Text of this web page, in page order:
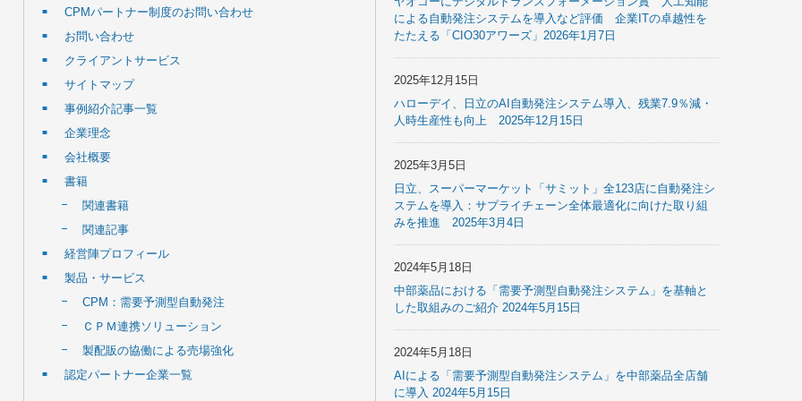
CPMパートナー制度のお問い合わせ
お問い合わせ
クライアントサービス
サイトマップ
事例紹介記事一覧
企業理念
会社概要
書籍
関連書籍
関連記事
経営陣プロフィール
製品・サービス
CPM：需要予測型自動発注
ＣＰＭ連携ソリューション
製配販の協働による売場強化
認定パートナー企業一覧
による自動発注システムを導入など評価 企業ITの卓越性を
たたえる「CIO30アワーズ」2026年1月7日
2025年12月15日
ハローデイ、日立のAI自動発注システム導入、残業7.9％減・
人時生産性も向上 2025年12月15日
2025年3月5日
日立、スーパーマーケット「サミット」全123店に自動発注シ
ステムを導入：サプライチェーン全体最適化に向けた取り組
みを推進 2025年3月4日
2024年5月18日
中部薬品における「需要予測型自動発注システム」を基軸と
した取組みのご紹介 2024年5月15日
2024年5月18日
AIによる「需要予測型自動発注システム」を中部薬品全店舗
に導入 2024年5月15日